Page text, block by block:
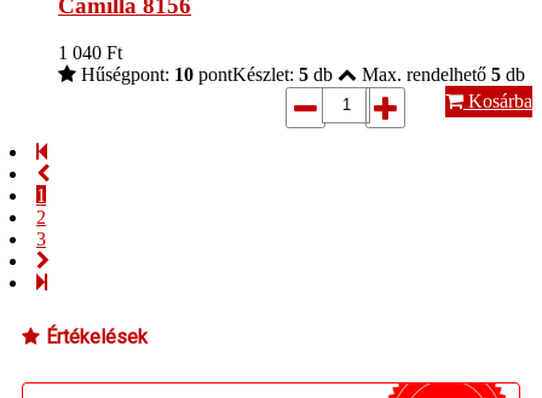
Camilla 8156
1 040 Ft
Hűségpont: 10 pontKészlet: 5 db Max. rendelhető 5 db
Kosárba
1
2
3
Értékelések